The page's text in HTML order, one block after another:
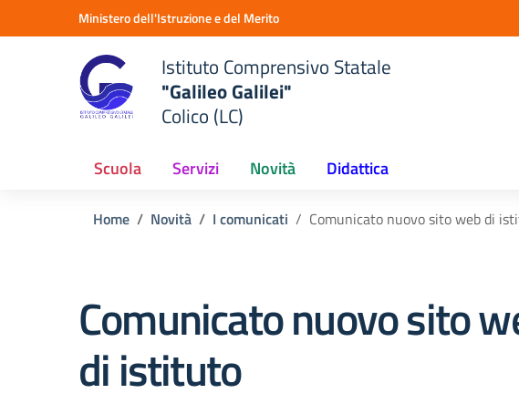
Vai ai contenuti
Vai al menu di navigazioneMinistero dell'Istruzione e del Merito
Istituto Comprensivo Statale
"Galileo Galilei"
Colico (LC)
Scuola Servizi Novità Didattica
Home Novità I comunicati Comunicato nuovo sito web di
Comunicato nuovo sito
di istituto